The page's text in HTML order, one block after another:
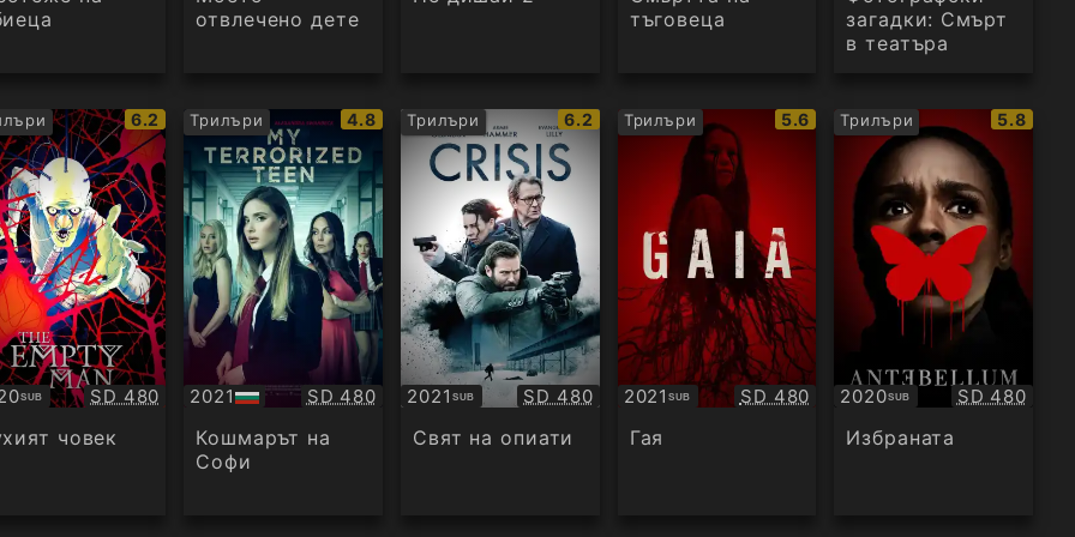
отвлечено дете
тъговеца
загадки: Смърт
в театъра
IMDb
рейтинг:
6.2
SUB Качество:
SD 480
човек
Трилъри
IMDb
рейтинг:
4.8
2021
БГ
аудио
Качество:
SD 480
Кошмарът на
Софи
Трилъри
IMDb
рейтинг:
6.2
2021 SUB
Субтитри Качество:
SD 480
Свят на опиати
Трилъри
IMDb
рейтинг:
5.6
2021SUB
Субтитри Качество:
SD 480
Гая
Трилъри
IMDb
5.8
2020SUB
Субтитри Качество:
SD 480
Избраната